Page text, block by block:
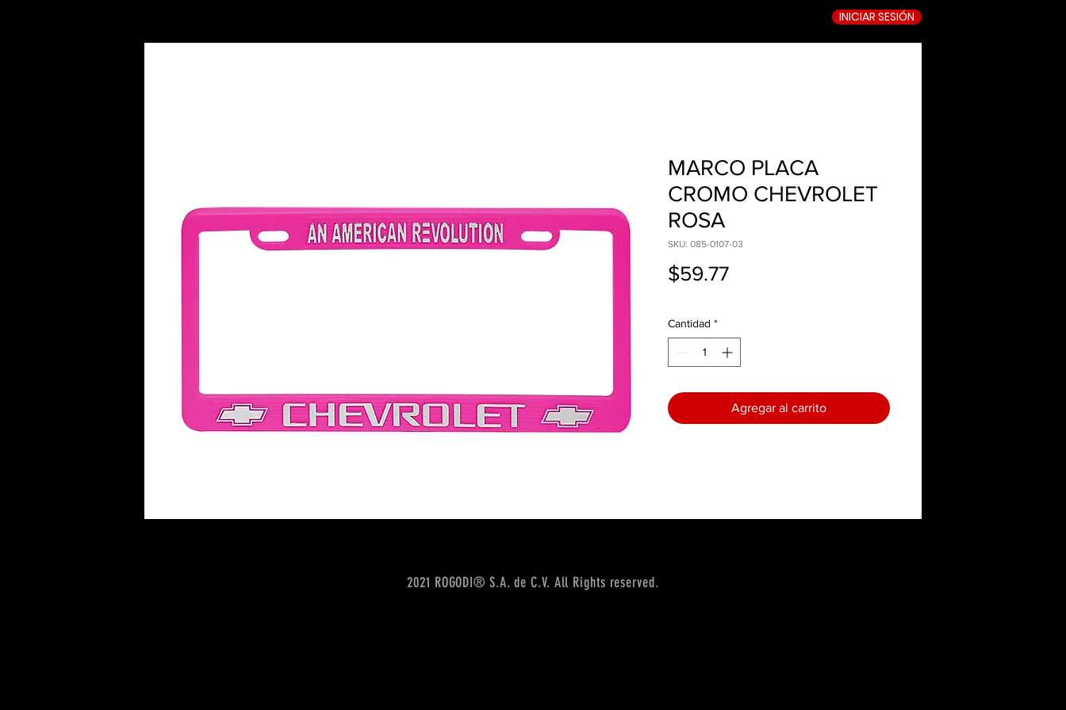
INICIAR SESIÓN
MARCO PLACA
CROMO CHEVROLET
ROSA
SKU: 085-0107-03
$59.77Precio
Cantidad *
Agregar al carrito
2021 ROGODI® S.A. de C.V. All Rights reserved.